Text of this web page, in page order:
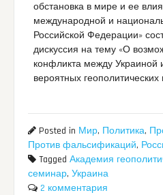
обстановка в мире и ее
международной и
Российской Федерации»
дискуссия на тему «О
конфликта между Украиной
вероятных геополитических
Posted in Мир, Политика,
Против фальсификаций,
TaggedАкадемия
семинар,Украина
2 комментария